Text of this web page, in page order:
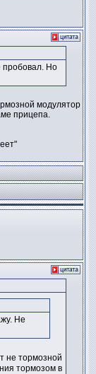
пробовал. Но
модулятор
прицепа.
Не
не тормозной
тормозом в